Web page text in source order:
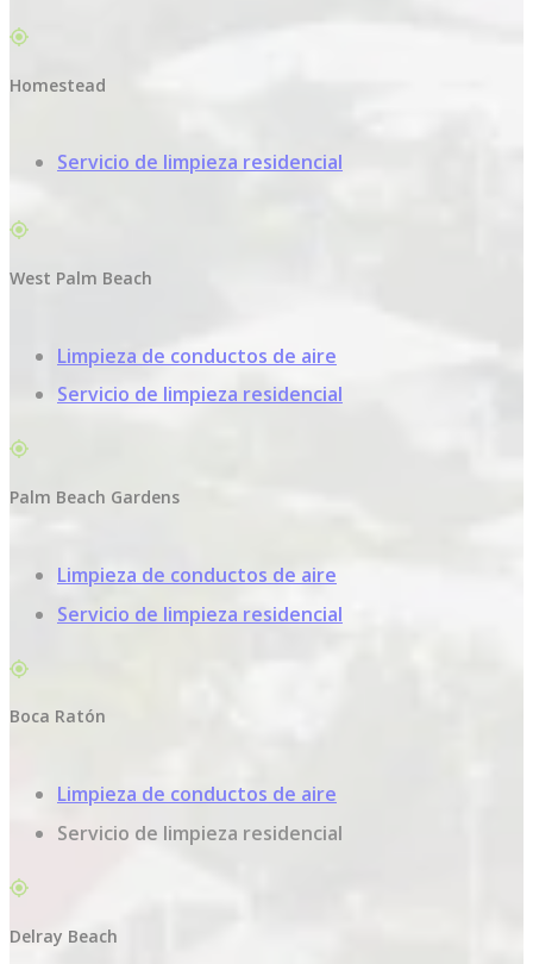
Homestead
Servicio de limpieza residencial
West Palm Beach
Limpieza de conductos de aire
Servicio de limpieza residencial
Palm Beach Gardens
Limpieza de conductos de aire
Servicio de limpieza residencial
Boca Ratón
Limpieza de conductos de aire
Servicio de limpieza residencial
Delray Beach